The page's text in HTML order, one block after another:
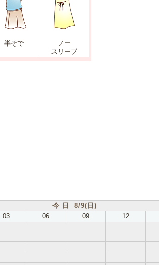
半そで
ノー
スリーブ
今 日 8/9(日)
03 06 09 12